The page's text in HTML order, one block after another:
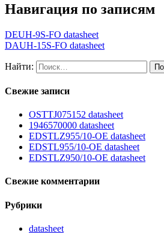
Навигация по записям
DEUH-9S-FO datasheet
DAUH-15S-FO datasheet
Найти:
Свежие записи
OSTTJ075152 datasheet
1946570000 datasheet
EDSTLZ955/10-OE datasheet
EDSTL955/10-OE datasheet
EDSTLZ950/10-OE datasheet
Свежие комментарии
Рубрики
datasheet